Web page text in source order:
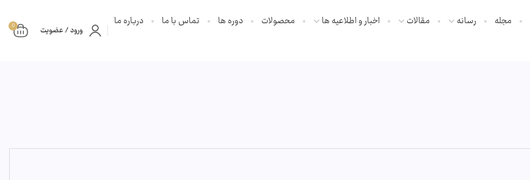
مجله رسانه مقالات اخبار و اطلاعیه ها محصولات دوره ها تماس با ما درباره ما
ورود / عضویت 0